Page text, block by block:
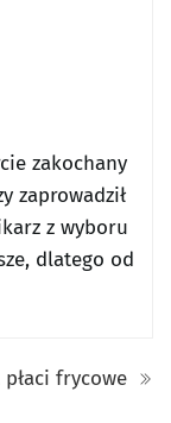
zakochany
zaprowadził
z wyboru
dlatego od
płaci frycowe